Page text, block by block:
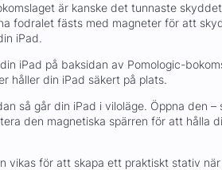
är kanske det tunnaste
fodralet fästs med magneter för att
iPad.
iPad på baksidan av Pomologic-
håller din iPad säkert på plats.
så går din iPad i viloläge. Öppna den –
den magnetiska spärren för att hålla
vikas för att skapa ett praktiskt stativ